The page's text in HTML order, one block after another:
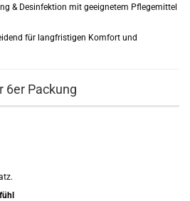
& Desinfektion mit geeignetem Pflegemittel
für langfristigen Komfort und
6er Packung